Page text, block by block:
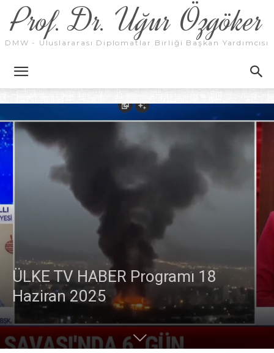
Prof. Dr. Uğur Özgöker
DMW - Uluslararası Diplomatlar Birliği Başkan Yardımcısı
ÜLKE TV HABER Programı 18
Haziran 2025